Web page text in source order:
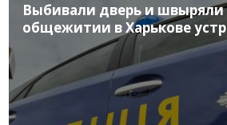
Выбивали дверь и швыряли
общежитии в Харькове